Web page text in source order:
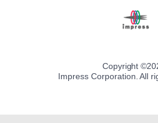
Copyright ©
Impress Corporation. All